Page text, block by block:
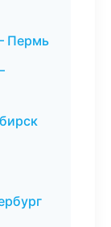
Пермь